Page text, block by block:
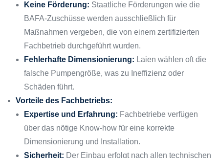
Keine Förderung: Staatliche Förderungen wie die
BAFA-Zuschüsse werden ausschließlich für
Maßnahmen vergeben, die von einem zertifizierten
Fachbetrieb durchgeführt wurden.
Fehlerhafte Dimensionierung: Laien wählen oft die
falsche Pumpengröße, was zu Ineffizienz oder
Schäden führt.
Vorteile des Fachbetriebs:
Expertise und Erfahrung: Fachbetriebe verfügen
über das nötige Know-how für eine korrekte
Dimensionierung und Installation.
Sicherheit: Der Einbau erfolgt nach allen technischen